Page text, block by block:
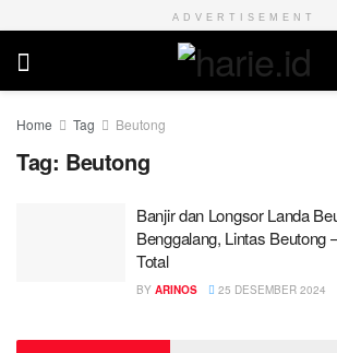
ADVERTISEMENT
Home Tag Beutong
Tag: Beutong
Banjir dan Longsor Landa
Benggalang, Lintas Beutong
Total
BY ARINOS 25 DESEMBER 2024